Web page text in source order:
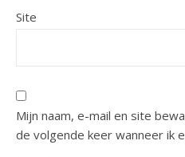
Site
Mijn naam, e-mail en site
de volgende keer wanneer ik